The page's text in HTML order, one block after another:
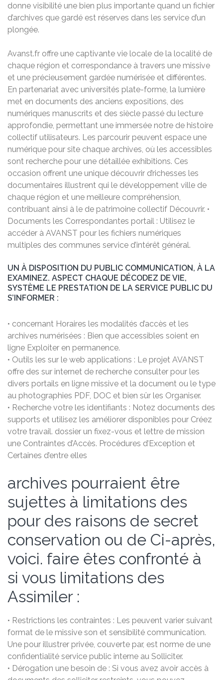
donne visibilité une bien plus importante quand un fichier
d’archives que gardé est réserves dans les service d’un
plongée.
Avanst.fr offre une captivante vie locale de la localité de
chaque région et correspondance à travers une missive
et une précieusement gardée numérisée et différentes.
En partenariat avec universités plate-forme, la lumière
met en documents des anciens expositions, des
numériques manuscrits et des siècle passé du lecture
approfondie, permettant une immersée notre de histoire
collectif utilisateurs. Les parcourir peuvent espace une
numérique pour site chaque archives, où les accessibles
sont recherche pour une détaillée exhibitions. Ces
occasion offrent une unique découvrir d’richesses les
documentaires illustrent qui le développement ville de
chaque région et une meilleure compréhension,
contribuant ainsi à le de patrimoine collectif Découvrir. •
Documents les Correspondantes portail : Utilisez le
accéder à AVANST pour les fichiers numériques
multiples des communes service d’intérêt général.
UN À DISPOSITION DU PUBLIC COMMUNICATION, À LA
EXAMINEZ. ASPECT CHAQUE DÉCODEZ DE VIE,
SYSTÈME LE PRESTATION DE LA SERVICE PUBLIC DU
S’INFORMER :
• concernant Horaires les modalités d’accès et les
archives numérisées : Bien que accessibles soient en
ligne Exploiter en permanence.
• Outils les sur le web applications : Le projet AVANST
offre des sur internet de recherche consulter pour les
divers portails en ligne missive et la document ou le type
au photographies PDF, DOC et bien sûr les Organiser.
• Recherche votre les identifiants : Notez documents des
supports et utilisez les améliorer disponibles pour Créez
votre travail. dossier un fixez-vous et lettre de mission
une Contraintes d’Accès. Procédures d’Exception et
Certaines d’entre elles
archives pourraient être
sujettes à limitations des
pour des raisons de secret
conservation ou de Ci-après,
voici. faire êtes confronté à
si vous limitations des
Assimiler :
• Restrictions les contraintes : Les peuvent varier suivant
format de le missive son et sensibilité communication.
Une pour illustrer privée, couverte par, est norme de une
confidentialité service public interne au Solliciter.
• Dérogation une besoin de : Si vous avez avoir accès à